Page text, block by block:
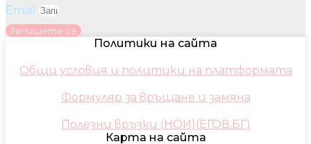
Email
Запишете се
Политики на сайта
Общи условия и политики на платформата
Формуляр за връщане и замяна
Полезни връзки (НОИ)(ЕГОВ.БГ)
Карта на сайта